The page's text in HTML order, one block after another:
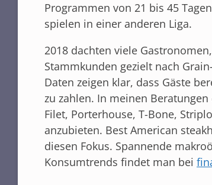
Programmen von 21 bis 45
spielen in einer anderen Liga.
2018 dachten viele
Stammkunden gezielt nach
Daten zeigen klar, dass Gäste
zu zahlen. In meinen
Filet, Porterhouse, T-Bone,
anzubieten. Best American
diesen Fokus. Spannende
Konsumtrends findet man bei